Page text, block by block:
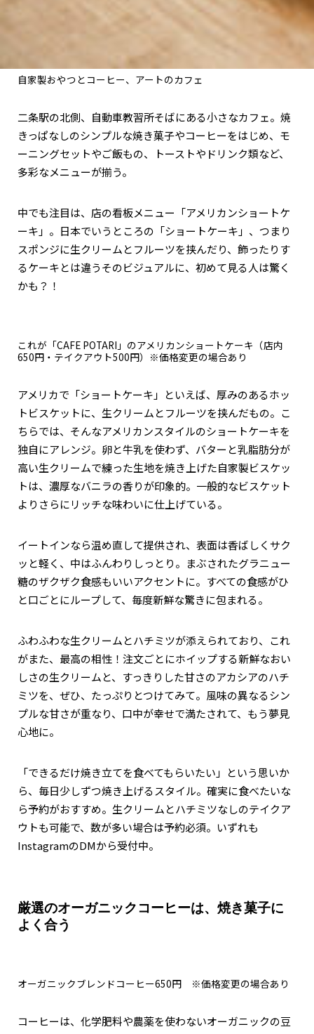
自家製おやつとコーヒー、アートのカフェ
二条駅の北側、自動車教習所そばにある小さなカフェ。焼
きっぱなしのシンプルな焼き菓子やコーヒーをはじめ、モ
ーニングセットやご飯もの、トーストやドリンク類など、
多彩なメニューが揃う。
中でも注目は、店の看板メニュー「アメリカンショートケ
ーキ」。日本でいうところの「ショートケーキ」、つまり
スポンジに生クリームとフルーツを挟んだり、飾ったりす
るケーキとは違うそのビジュアルに、初めて見る人は驚く
かも？！
これが「CAFE POTARI」のアメリカンショートケーキ（店内
650円・テイクアウト500円）※価格変更の場合あり
アメリカで「ショートケーキ」といえば、厚みのあるホッ
トビスケットに、生クリームとフルーツを挟んだもの。こ
ちらでは、そんなアメリカンスタイルのショートケーキを
独自にアレンジ。卵と牛乳を使わず、バターと乳脂肪分が
高い生クリームで練った生地を焼き上げた自家製ビスケッ
トは、濃厚なバニラの香りが印象的。一般的なビスケット
よりさらにリッチな味わいに仕上げている。
イートインなら温め直して提供され、表面は香ばしくサク
ッと軽く、中はふんわりしっとり。まぶされたグラニュー
糖のザクザク食感もいいアクセントに。すべての食感がひ
と口ごとにループして、毎度新鮮な驚きに包まれる。
ふわふわな生クリームとハチミツが添えられており、これ
がまた、最高の相性！注文ごとにホイップする新鮮なおい
しさの生クリームと、すっきりした甘さのアカシアのハチ
ミツを、ぜひ、たっぷりとつけてみて。風味の異なるシン
プルな甘さが重なり、口中が幸せで満たされて、もう夢見
心地に。
「できるだけ焼き立てを食べてもらいたい」という思いか
ら、毎日少しずつ焼き上げるスタイル。確実に食べたいな
ら予約がおすすめ。生クリームとハチミツなしのテイクア
ウトも可能で、数が多い場合は予約必須。いずれも
InstagramのDMから受付中。
厳選のオーガニックコーヒーは、焼き菓子に
よく合う
オーガニックブレンドコーヒー650円 ※価格変更の場合あり
コーヒーは、化学肥料や農薬を使わないオーガニックの豆